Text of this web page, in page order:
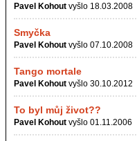
Pavel Kohout vyšlo 18.03.2008
Smyčka
Pavel Kohout vyšlo 07.10.2008
Tango mortale
Pavel Kohout vyšlo 30.10.2012
To byl můj život??
Pavel Kohout vyšlo 01.11.2006